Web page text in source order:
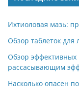
Ихтиоловая мазь:
Обзор таблеток для
Обзор эффективных
рассасывающим
Насколько опасен